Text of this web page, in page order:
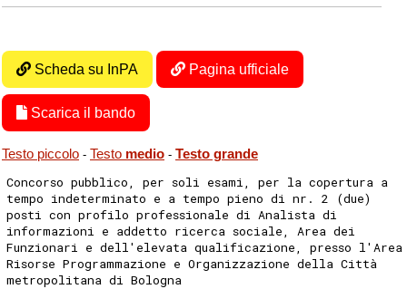
Scheda su InPA Pagina ufficiale
Scarica il bando
Testo piccolo - Testo medio - Testo grande
Concorso pubblico, per soli esami, per la copertura a
tempo indeterminato e a tempo pieno di nr. 2 (due)
posti con profilo professionale di Analista di
informazioni e addetto ricerca sociale, Area dei
Funzionari e dell'elevata qualificazione, presso l'Area
Risorse Programmazione e Organizzazione della Città
metropolitana di Bologna